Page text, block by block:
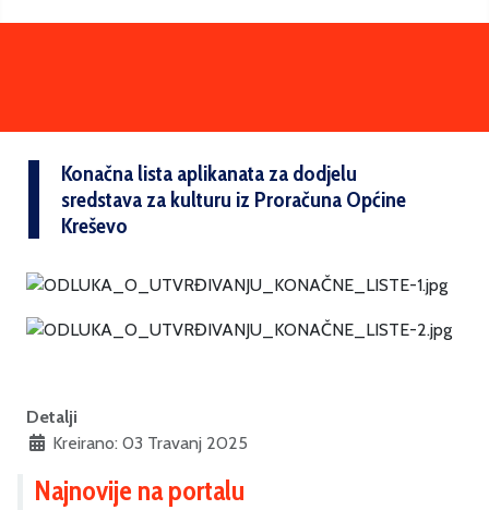
Konačna lista aplikanata za dodjelu
sredstava za kulturu iz Proračuna Općine
Kreševo
Detalji
Kreirano: 03 Travanj 2025
Najnovije na portalu